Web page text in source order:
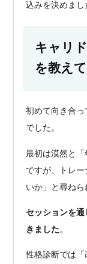
込みを決めまし
キャリ
を教え
初めて向き合
でした。
最初は漠然と
ですが、トレ
いか」と尋ねら
セッションを
きました 。
性格診断では「